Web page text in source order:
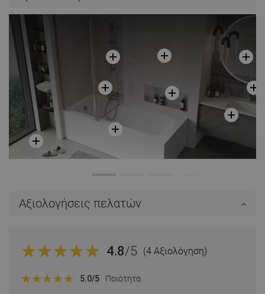
Αξιολογήσεις πελατών
4.8/5 (4 Αξιολόγηση)
5.0/5 Ποιότητα